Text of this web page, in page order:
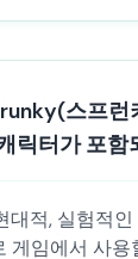
스프런
릭터가 포함
대적, 실험적
게임에서 사용